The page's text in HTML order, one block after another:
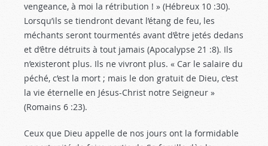
vengeance, à moi la rétribution ! » (Hébreux 10 :30).
Lorsqu’ils se tiendront devant l’étang de feu, les
méchants seront tourmentés avant d’être jetés dedans
et d’être détruits à tout jamais (Apocalypse 21 :8). Ils
n’existeront plus. Ils ne vivront plus. « Car le salaire du
péché, c’est la mort ; mais le don gratuit de Dieu, c’est
la vie éternelle en Jésus-Christ notre Seigneur »
(Romains 6 :23).
Ceux que Dieu appelle de nos jours ont la formidable